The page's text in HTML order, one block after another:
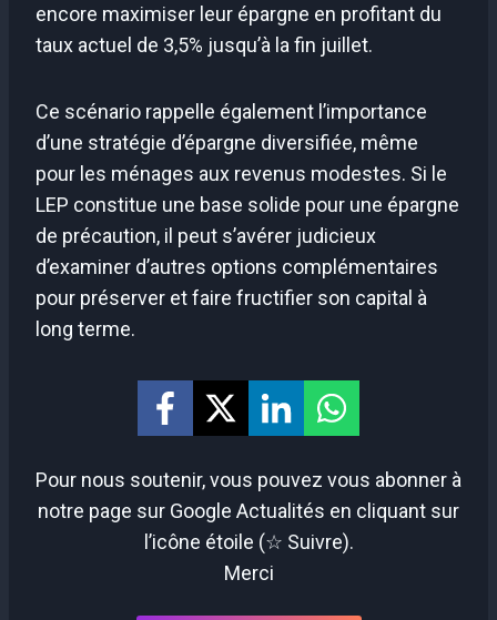
encore maximiser leur épargne en profitant du
taux actuel de 3,5% jusqu’à la fin juillet.
Ce scénario rappelle également l’importance
d’une stratégie d’épargne diversifiée, même
pour les ménages aux revenus modestes. Si le
LEP constitue une base solide pour une épargne
de précaution, il peut s’avérer judicieux
d’examiner d’autres options complémentaires
pour préserver et faire fructifier son capital à
long terme.
Pour nous soutenir, vous pouvez vous abonner à
notre page sur Google Actualités en cliquant sur
l’icône étoile (☆ Suivre).
Merci